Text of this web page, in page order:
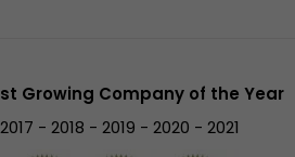
Growing Company of the Year
2017 - 2018 - 2019 - 2020 - 2021